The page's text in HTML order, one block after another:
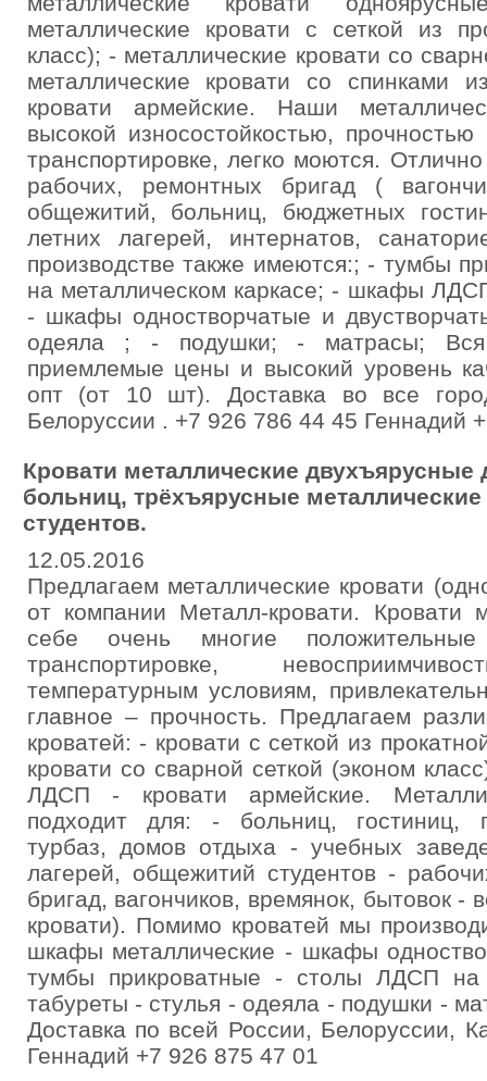
металлические кровати с сеткой из
класс); - металлические кровати со
металлические кровати со спинками
кровати армейские. Наши
высокой износостойкостью,
транспортировке, легко моются.
рабочих, ремонтных бригад (
общежитий, больниц, бюджетных
летних лагерей, интернатов,
производстве также имеются:; - тумбы
на металлическом каркасе; - шкафы
- шкафы одностворчатые и
одеяла ; - подушки; - матрасы; Вся
приемлемые цены и высокий уровень
опт (от 10 шт). Доставка во все
Белоруссии . +7 926 786 44 45 Геннадий
Кровати металлические двухъярусные
больниц, трёхъярусные металлические
студентов.
12.05.2016
Предлагаем металлические кровати
от компании Металл-кровати. Кровати
себе очень многие
транспортировке,
температурным условиям,
главное – прочность. Предлагаем
кроватей: - кровати с сеткой из
кровати со сварной сеткой (эконом
ЛДСП - кровати армейские.
подходит для: - больниц, гостиниц,
турбаз, домов отдыха - учебных
лагерей, общежитий студентов -
бригад, вагончиков, времянок, бытовок -
кровати). Помимо кроватей мы
шкафы металлические - шкафы
тумбы прикроватные - столы ЛДСП на
табуреты - стулья - одеяла - подушки -
Доставка по всей России, Белоруссии,
Геннадий +7 926 875 47 01